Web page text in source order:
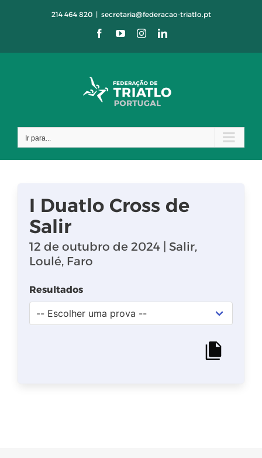
214 464 820 | secretaria@federacao-triatlo.pt
FacebookYouTubeInstagramLinkedIn
Ir para...